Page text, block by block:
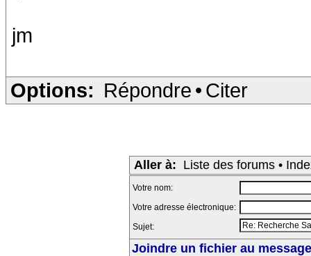
jm
Options: Répondre • Citer
Aller à: Liste des forums •
Votre nom:
Votre adresse électronique:
Sujet:
Joindre un fichier au